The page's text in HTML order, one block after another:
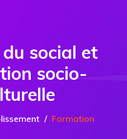
social et
socio-
Formation